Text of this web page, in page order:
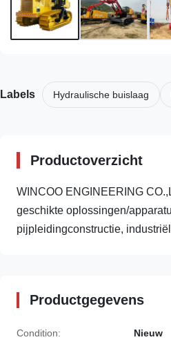
Labels Hydraulische buislaag
Productoverzicht
WINCOO ENGINEERING
geschikte oplossingen/
pijpleidingconstructie,
Productgegevens
Condition: Nieuw